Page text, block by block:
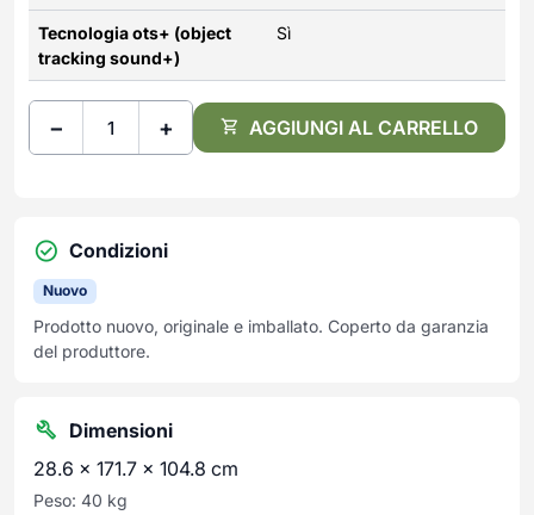
Tecnologia ots+ (object
tracking sound+)
Sì
− + AGGIUNGI AL CARRELLO
Condizioni
Nuovo
Prodotto nuovo, originale e imballato. Coperto da garanzia
del produttore.
Dimensioni
28.6 × 171.7 × 104.8 cm
Peso: 40 kg